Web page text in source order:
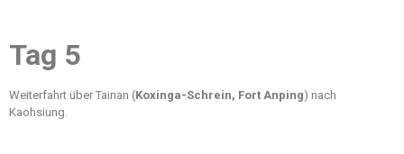
Tag 5
Weiterfahrt über Tainan (Koxinga-Schrein, Fort Anping) nach
Kaohsiung.